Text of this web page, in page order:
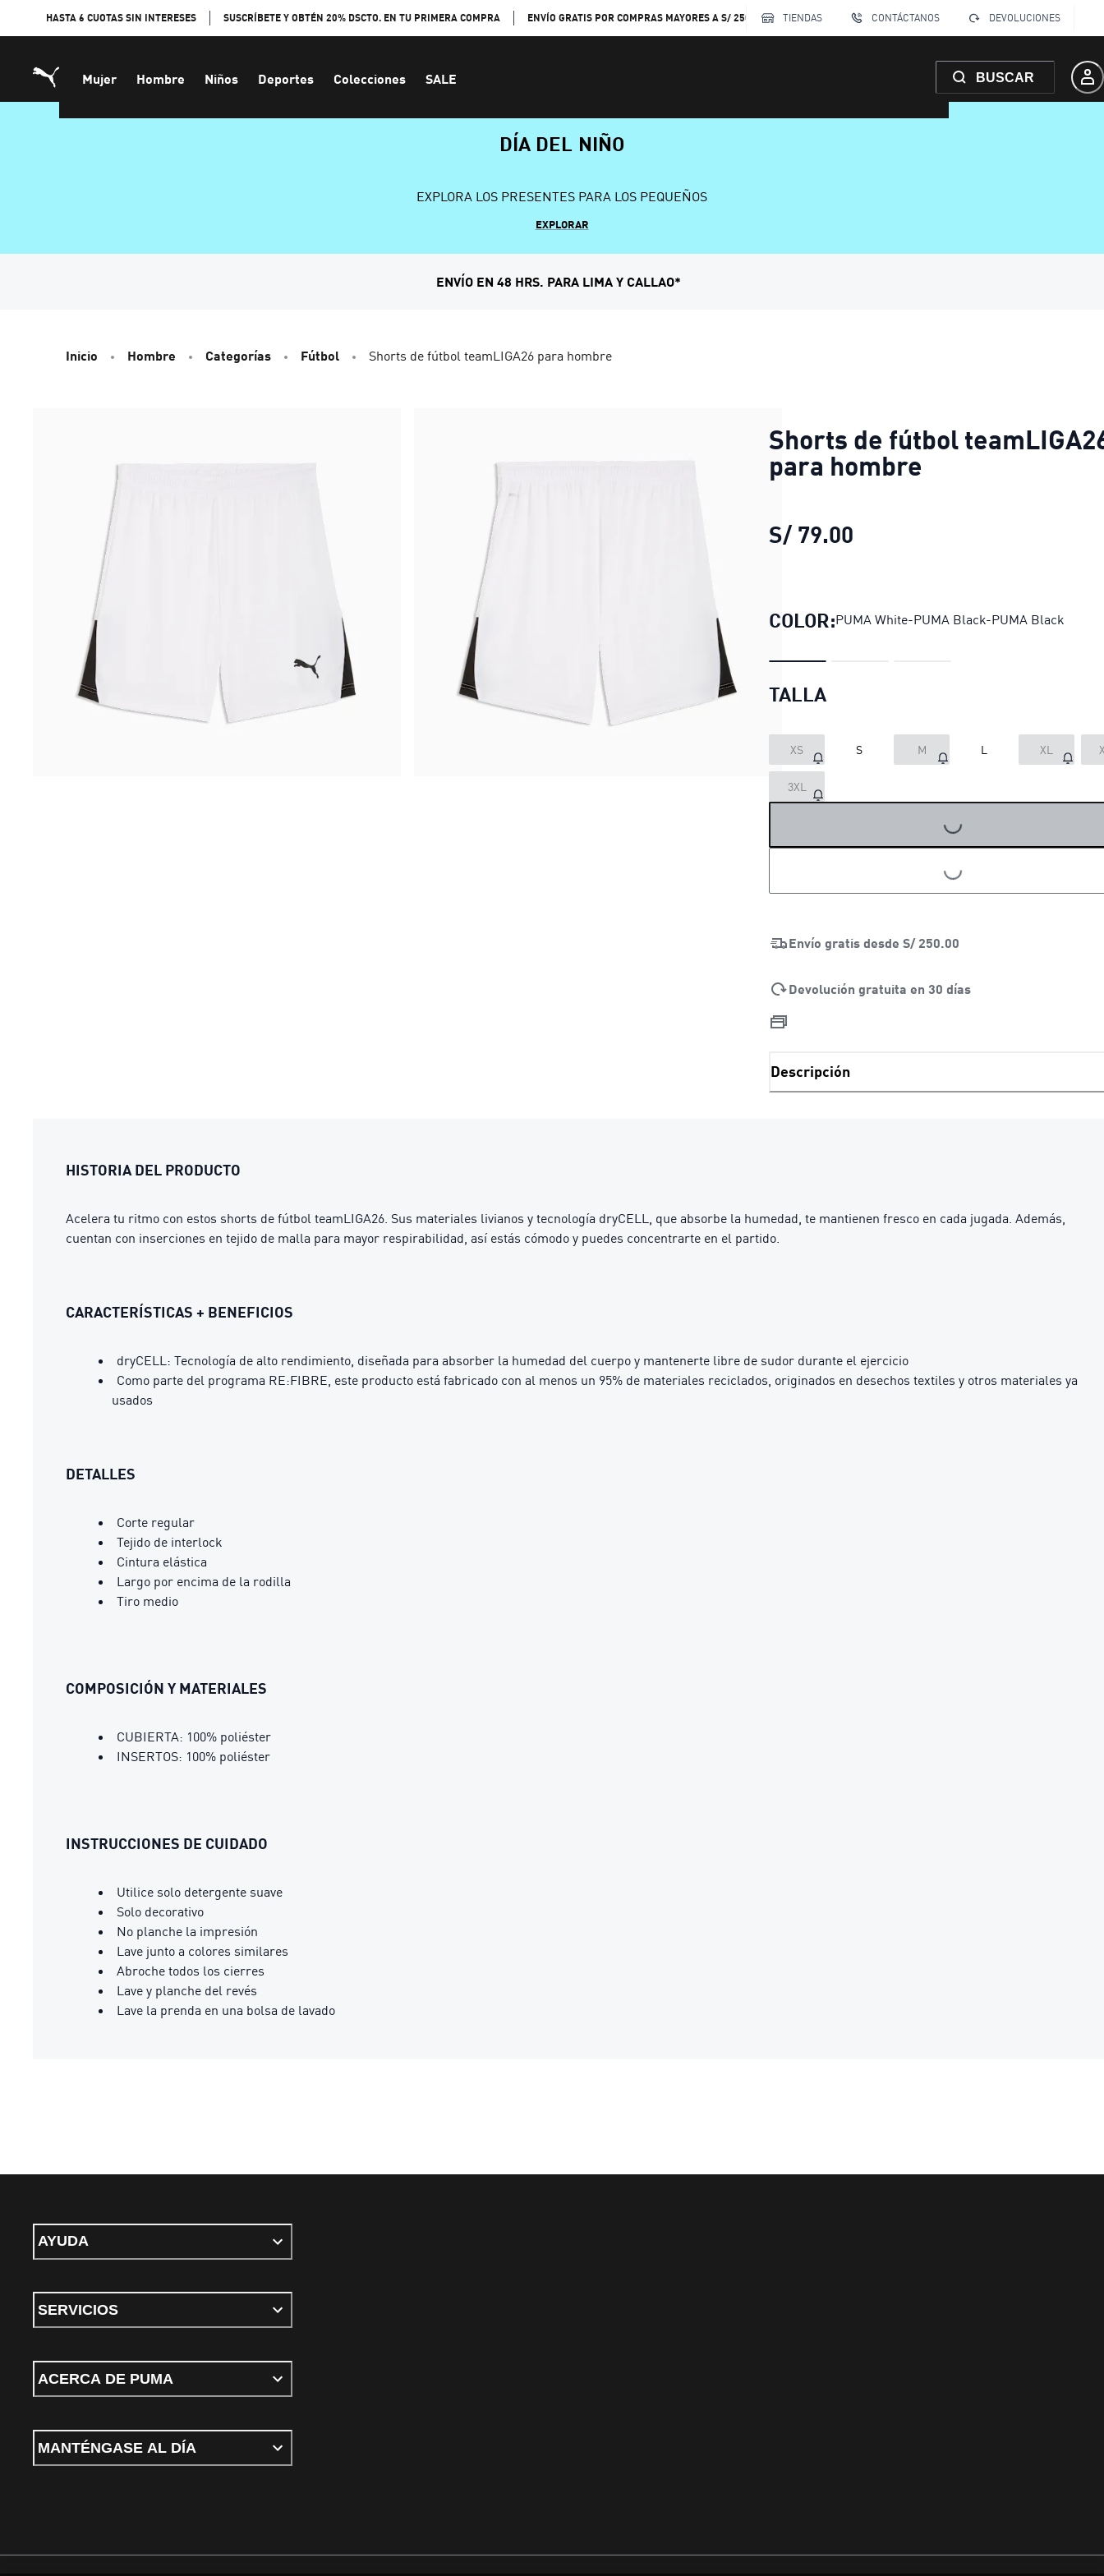
HASTA 6 CUOTAS SIN INTERESES SUSCRÍBETE Y OBTÉN 20% DSCTO. EN TU PRIMERA COMPRA ENVÍO GRATIS POR COMPRAS MAYORES A S/ 250 TIENDAS CONTÁCTANOS DEVOLUCIONES
Mujer Hombre Niños Deportes Colecciones SALE BUSCAR
DÍA DEL NIÑO
EXPLORA LOS PRESENTES PARA LOS PEQUEÑOS
EXPLORAR
ENVÍO EN 48 HRS. PARA LIMA Y CALLAO*
Inicio Hombre Categorías Fútbol Shorts de fútbol teamLIGA26 para hombre
Shorts de fútbol
para hombre
S/ 79.00
COLOR:PUMA White-PUMA Black-PUMA Black
TALLA
XS S M L XL
3XL LOADING...
LOADING...
Envío gratis desde S/ 250.00
Devolución gratuita en 30 días
Descripción
HISTORIA DEL PRODUCTO
Acelera tu ritmo con estos shorts de fútbol teamLIGA26. Sus materiales livianos y tecnología dryCELL, que absorbe la humedad, te mantienen fresco en cada jugada. Además,
cuentan con inserciones en tejido de malla para mayor respirabilidad, así estás cómodo y puedes concentrarte en el partido.
CARACTERÍSTICAS + BENEFICIOS
dryCELL: Tecnología de alto rendimiento, diseñada para absorber la humedad del cuerpo y mantenerte libre de sudor durante el ejercicio
Como parte del programa RE:FIBRE, este producto está fabricado con al menos un 95% de materiales reciclados, originados en desechos textiles y otros materiales ya
usados
DETALLES
Corte regular
Tejido de interlock
Cintura elástica
Largo por encima de la rodilla
Tiro medio
COMPOSICIÓN Y MATERIALES
CUBIERTA: 100% poliéster
INSERTOS: 100% poliéster
INSTRUCCIONES DE CUIDADO
Utilice solo detergente suave
Solo decorativo
No planche la impresión
Lave junto a colores similares
Abroche todos los cierres
Lave y planche del revés
Lave la prenda en una bolsa de lavado
AYUDA
SERVICIOS
ACERCA DE PUMA
MANTÉNGASE AL DÍA